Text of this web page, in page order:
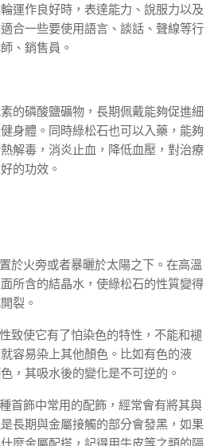
運作良好時，表達能力、說服力以及
合一些要使用語言、談話、聲線等行
、銷售員。
的磷酸鹽礦物，長期佩戴能夠促進細
身體。同時綠松石也可以入藥，能夠
解毒，消炎止血，降低血壓，對治療
的功效。
於火旁或者暴曬於太陽之下。在高溫
所含的結晶水，使綠松石的性質變得
裂。
致使它有了怕染色的特性，不能和褪
容易染上其他顏色。比如有色的液
，其吸水後的變化是不可逆的。
首飾中常用的配飾，經常會有將其與
長期與金屬接觸的部分會發黑，如果
麼金屬配搭，記得用牛皮等之類的隔